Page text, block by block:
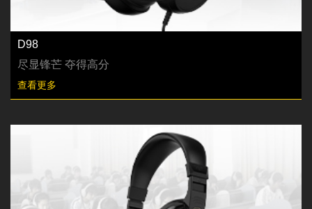
D98
尽显锋芒 夺得高分
查看更多